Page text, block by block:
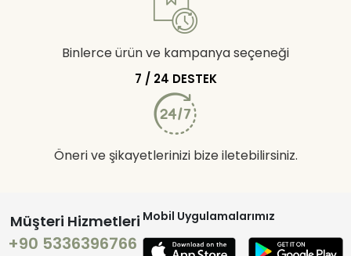
Binlerce ürün ve kampanya seçeneği
7 / 24 DESTEK
Öneri ve şikayetlerinizi bize iletebilirsiniz.
Müşteri Hizmetleri
+90 5336396766
Mobil Uygulamalarımız